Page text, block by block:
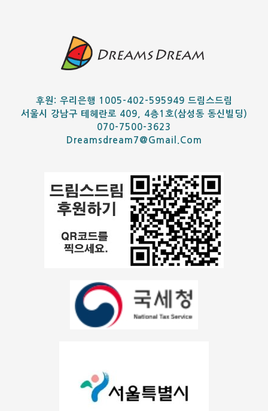
후원: 우리은행 1005-402-595949 드림스드림
서울시 강남구 테헤란로 409, 4층1호(삼성동 동신빌딩)
070-7500-3623
Dreamsdream7@gmail.com